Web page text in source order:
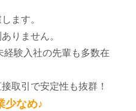
ます。
りません。
験入社の先輩も多数在
取引で安定性も抜群！
少なめ♪